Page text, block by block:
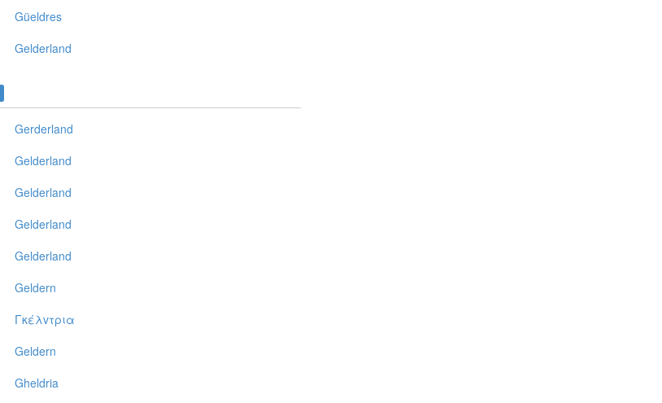
Güeldres
Gelderland
Gerderland
Gelderland
Gelderland
Gelderland
Gelderland
Geldern
Γκέλvτρια
Geldern
Gheldria